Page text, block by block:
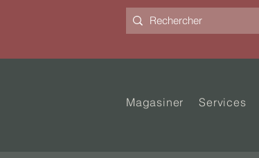
Magasiner Services